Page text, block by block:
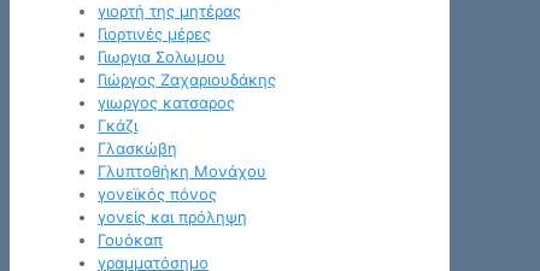
γιορτή της μητέρας
Γιορτινές μέρες
Γιωργια Σολωμου
Γιώργος Ζαχαριουδάκης
γιωργος κατσαρος
Γκάζι
Γλασκώβη
Γλυπτοθήκη Μονάχου
γονεϊκός πόνος
γονείς και πρόληψη
Γουόκαπ
γραμματόσημο